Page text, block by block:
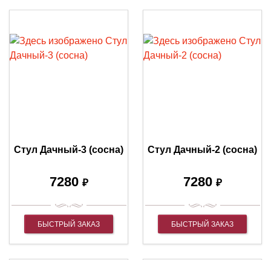
Стул Дачный-3 (сосна)
7280 ₽
БЫСТРЫЙ ЗАКАЗ
Стул Дачный-2 (сосна)
7280 ₽
БЫСТРЫЙ ЗАКАЗ